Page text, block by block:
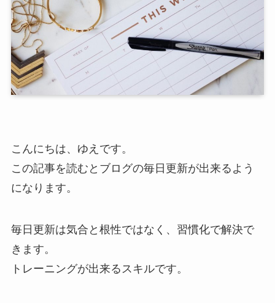
こんにちは、ゆえです。
この記事を読むとブログの毎日更新が出来るよう
になります。
毎日更新は気合と根性ではなく、習慣化で解決で
きます。
トレーニングが出来るスキルです。